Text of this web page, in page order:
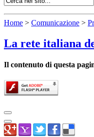
Home > Comunicazione >
La rete italiana
Il contenuto di questa